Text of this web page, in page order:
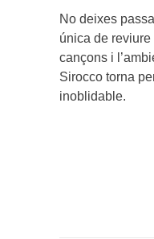
No deixes
única de
cançons i
Sirocco torna
inoblidable.